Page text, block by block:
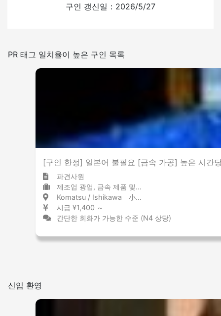
일본어를 쓰는 빈도
구인 갱신일：2026/5/27
PR 태그 일치율이 높은 구인 목록
[구인 한정] 일본어 불필요 [금속 가공] 높은 시간
파견사원
제조업 광업, 금속 제품 및 강철
Komatsu / Ishikawa 小松 / 石川県
시급 ¥1,400 ～
간단한 회화가 가능한 수준 (N4 상당)
신입 환영